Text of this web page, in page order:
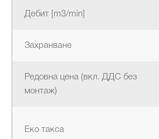
Дебит [m3/min]
Захранване
Редовна цена (вкл. ДДС без
монтаж)
Еко такса